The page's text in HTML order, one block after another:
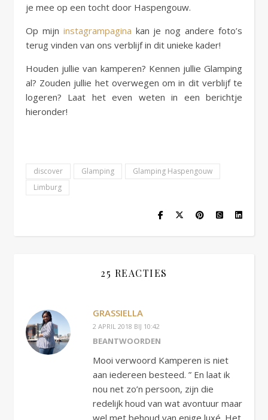
je mee op een tocht door Haspengouw.
Op mijn instagrampagina kan je nog andere foto’s
terug vinden van ons verblijf in dit unieke kader!
Houden jullie van kamperen? Kennen jullie Glamping
al? Zouden jullie het overwegen om in dit verblijf te
logeren? Laat het even weten in een berichtje
hieronder!
discover Glamping
Glamping Haspengouw
Limburg
25 REACTIES
GRASSIELLA
2 APRIL 2018 BIJ 10:42
BEANTWOORDEN
Mooi verwoord Kamperen is niet
aan iedereen besteed. ” En laat ik
nou net zo’n persoon, zijn die
redelijk houd van wat avontuur maar
wel met behoud van enige luxé. Het